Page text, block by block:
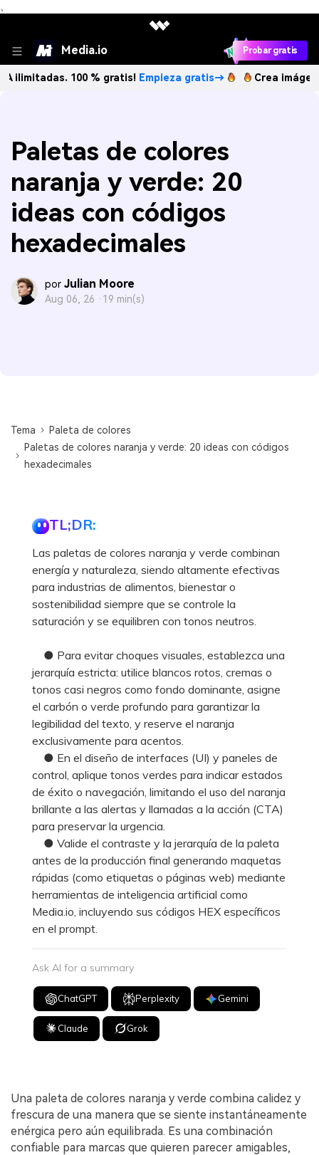
、
Media.io Probar gratis
100 % gratis! Empieza gratis→ Crea imágenes IA
Paletas de colores
naranja y verde: 20
ideas con códigos
hexadecimales
por Julian Moore
Aug 06, 26 · 19 min(s)
Tema
Paleta de colores
Paletas de colores naranja y verde: 20 ideas con códigos
hexadecimales
TL;DR:
Las paletas de colores naranja y verde combinan
energía y naturaleza, siendo altamente efectivas
para industrias de alimentos, bienestar o
sostenibilidad siempre que se controle la
saturación y se equilibren con tonos neutros.
● Para evitar choques visuales, establezca una
jerarquía estricta: utilice blancos rotos, cremas o
tonos casi negros como fondo dominante, asigne
el carbón o verde profundo para garantizar la
legibilidad del texto, y reserve el naranja
exclusivamente para acentos.
● En el diseño de interfaces (UI) y paneles de
control, aplique tonos verdes para indicar estados
de éxito o navegación, limitando el uso del naranja
brillante a las alertas y llamadas a la acción (CTA)
para preservar la urgencia.
● Valide el contraste y la jerarquía de la paleta
antes de la producción final generando maquetas
rápidas (como etiquetas o páginas web) mediante
herramientas de inteligencia artificial como
Media.io, incluyendo sus códigos HEX específicos
en el prompt.
Ask AI for a summary
ChatGPT Perplexity Gemini
Claude Grok
Una paleta de colores naranja y verde combina calidez y
frescura de una manera que se siente instantáneamente
enérgica pero aún equilibrada. Es una combinación
confiable para marcas que quieren parecer amigables,